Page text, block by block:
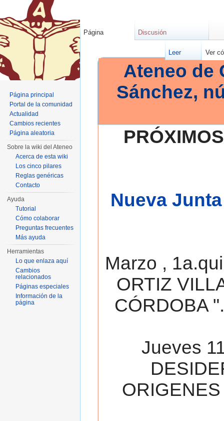
Ateneo de
Sánchez,
Nueva
Marzo ,
ORTIZ
CÓRDOBA
Jueves
Página Discusión
Leer Ver
Página principal
Portal de la comunidad
Actualidad
Cambios recientes
Página aleatoria
Sobre la wiki del Ateneo
Acerca de esta wiki
Los cinco pilares
Reglas genéricas
Contacto
Ayuda
Tutorial
Cómo colaborar
Preguntas frecuentes
Más ayuda
Herramientas
Lo que enlaza aquí
Cambios
relacionados
Páginas especiales
Información de la
página